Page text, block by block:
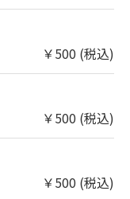
￥500 (税込)
￥500 (税込)
￥500 (税込)